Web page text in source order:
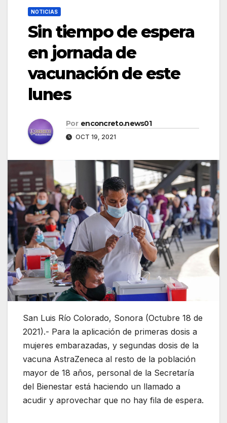
NOTICIAS
Sin tiempo de espera
en jornada de
vacunación de este
lunes
Por enconcreto.news01
OCT 19, 2021
San Luis Río Colorado, Sonora (Octubre 18 de
2021).- Para la aplicación de primeras dosis a
mujeres embarazadas, y segundas dosis de la
vacuna AstraZeneca al resto de la población
mayor de 18 años, personal de la Secretaría
del Bienestar está haciendo un llamado a
acudir y aprovechar que no hay fila de espera.